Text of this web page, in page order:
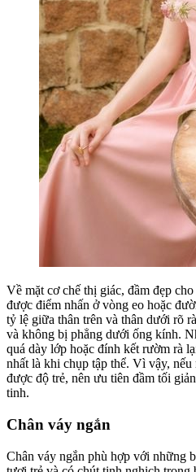
Về mặt cơ chế thị giác, đầm đẹp
được điểm nhấn ở vòng eo hoặc
tỷ lệ giữa thân trên và thân dưới rõ
và không bị phẳng dưới ống kính.
quá dày lớp hoặc đính kết rườm rà
nhất là khi chụp tập thể. Vì vậy,
được độ trẻ, nên ưu tiên đầm tối
tinh.
Chân váy ngắn
Chân váy ngắn phù hợp với những